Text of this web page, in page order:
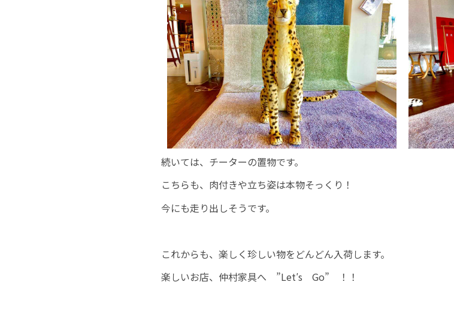
続いては、チーターの置物です。
こちらも、肉付きや立ち姿は本物そっくり！
今にも走り出しそうです。
これからも、楽しく珍しい物をどんどん入荷します。
楽しいお店、仲村家具へ ”Let′s Go” ！！